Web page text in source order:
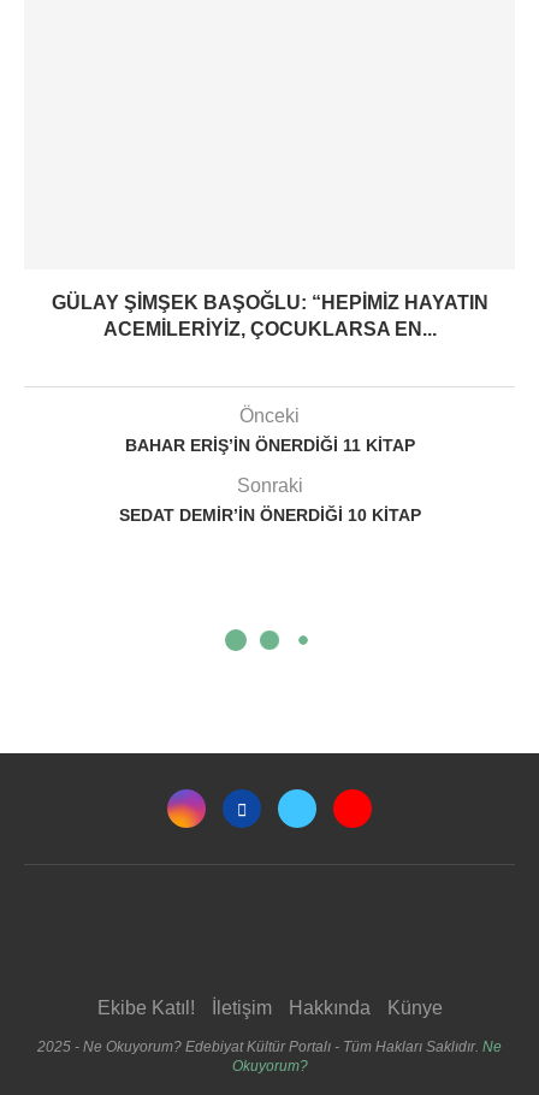
GÜLAY ŞIMŞEK BAŞOĞLU: “HEPIMIZ HAYATIN
ACEMILERIYIZ, ÇOCUKLARSA EN...
Önceki
BAHAR ERIŞ’IN ÖNERDIĞI 11 KITAP
Sonraki
SEDAT DEMIR’IN ÖNERDIĞI 10 KITAP
Ekibe Katıl! İletişim Hakkında Künye
2025 - Ne Okuyorum? Edebiyat Kültür Portalı - Tüm Hakları Saklıdır. Ne
Okuyorum?